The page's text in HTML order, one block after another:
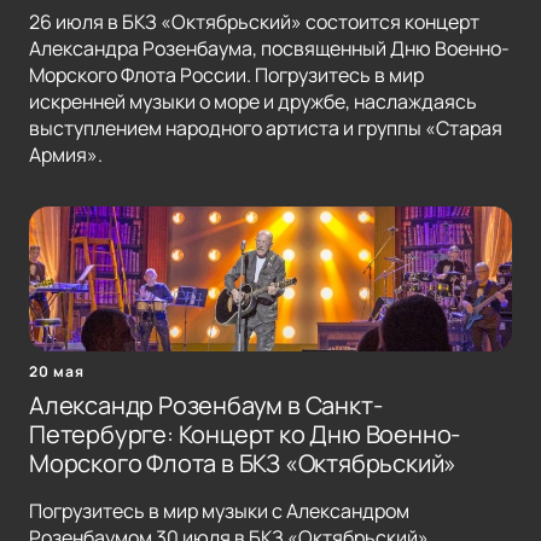
26 июля в БКЗ «Октябрьский» состоится концерт
Александра Розенбаума, посвященный Дню Военно-
Морского Флота России. Погрузитесь в мир
искренней музыки о море и дружбе, наслаждаясь
выступлением народного артиста и группы «Старая
Армия».
20 мая
Александр Розенбаум в Санкт-
Петербурге: Концерт ко Дню Военно-
Морского Флота в БКЗ «Октябрьский»
Погрузитесь в мир музыки с Александром